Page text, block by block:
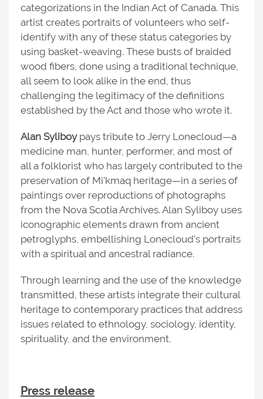
categorizations in the Indian Act of Canada. This
artist creates portraits of volunteers who self-
identify with any of these status categories by
using basket-weaving. These busts of braided
wood fibers, done using a traditional technique,
all seem to look alike in the end, thus
challenging the legitimacy of the definitions
established by the Act and those who wrote it.
Alan Syliboypays tribute to Jerry Lonecloud—a
medicine man, hunter, performer, and most of
all a folklorist who has largely contributed to the
preservation of Mi’kmaq heritage—in a series of
paintings over reproductions of photographs
from the Nova Scotia Archives. Alan Syliboy uses
iconographic elements drawn from ancient
petroglyphs, embellishing Lonecloud’s portraits
with a spiritual and ancestral radiance.
Through learning and the use of the knowledge
transmitted, these artists integrate their cultural
heritage to contemporary practices that address
issues related to ethnology, sociology, identity,
spirituality, and the environment.
Press release